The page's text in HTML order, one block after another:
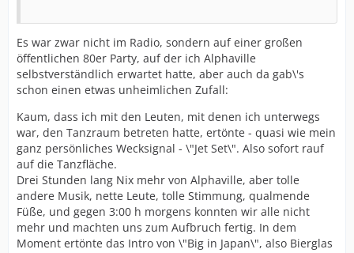
Es war zwar nicht im Radio, sondern auf einer großen
öffentlichen 80er Party, auf der ich Alphaville
selbstverständlich erwartet hatte, aber auch da gab\'s
schon einen etwas unheimlichen Zufall:
Kaum, dass ich mit den Leuten, mit denen ich unterwegs
war, den Tanzraum betreten hatte, ertönte - quasi wie mein
ganz persönliches Wecksignal - \"Jet Set\". Also sofort rauf
auf die Tanzfläche.
Drei Stunden lang Nix mehr von Alphaville, aber tolle
andere Musik, nette Leute, tolle Stimmung, qualmende
Füße, und gegen 3:00 h morgens konnten wir alle nicht
mehr und machten uns zum Aufbruch fertig. In dem
Moment ertönte das Intro von \"Big in Japan\", also Bierglas